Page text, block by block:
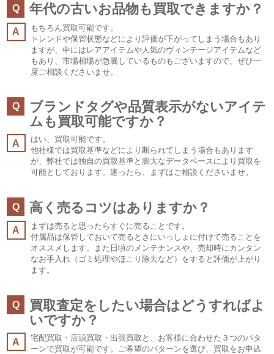
Q 年代の古いお品物も買取できますか？
A
もちろん買取可能です。
トレンドや保管状態などにより評価が下がってしまう場合もあり
ますが、中にはレアアイテムや人気のヴィンテージアイテムなど
もあり、市場相場が急騰しているものもございますので、ぜひ一
度ご相談くださいませ。
Q
ブランドタグや品質表示がないアイテ
ムも買取可能ですか？
A
はい、買取可能です。
他社様では買取基準などにより断られてしまう場合もあります
が、弊社では独自の買取基準と膨大なデータベースにより買取を
可能としております。迷ったら、まずはご相談くださいませ。
Q 高く売るコツはありますか？
A
まずは売ると思ったらすぐに売ることです。
付属品は保管しておいて売るときにいっしょに付けて売ることを
オススメします。また日頃のメンテナンスや、売却時にカンタン
なお手入れ（ゴミ処理やほこり除去など）をすると評価が上がり
ます。
Q
買取査定をしたい場合はどうすればよ
いですか？
A
宅配買取・店頭買取・出張買取と、お客様に合わせた３つのパタ
ーンで買取が可能です。ご希望のパターンを選び、買取をお申込